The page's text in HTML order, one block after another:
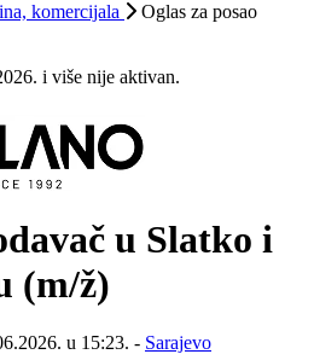
komercijala Oglas za posao
i više nije aktivan.
u Slatko i
(m/ž)
u 15:23. - Sarajevo